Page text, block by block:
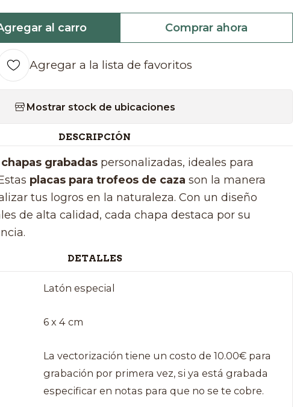
al carro Comprar ahora
Agregar a la lista de favoritos
Mostrar stock de ubicaciones
DESCRIPCIÓN
chapas grabadaspersonalizadas, ideales para
placas para trofeos de caza son la manera
tus logros en la naturaleza. Con un diseño
de alta calidad, cada chapa destaca por su
DETALLES
Latón especial
6 x 4 cm
La vectorización tiene un costo de 10.00€ para
grabación por primera vez, si ya está grabada
especificar en notas para que no se te cobre.